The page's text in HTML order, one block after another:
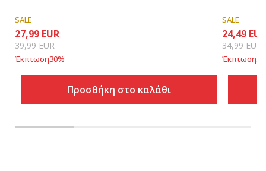
SALE
27,99 EUR
39,99EUR
Έκπτωση30%
Προσθήκη στο καλάθι
SALE
24,49 EUR
34,99EUR
Έκπτωση30